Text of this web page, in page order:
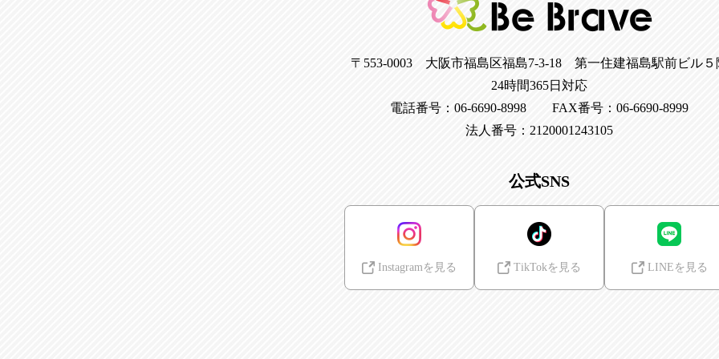
〒553-0003 大阪市福島区福島7-3-18 第一住建福島駅前ビル５
24時間365日対応
電話番号：06-6690-8998 FAX番号：06-6690-8999
法人番号：2120001243105
公式SNS
Instagramを見る TikTokを見る LINEを見る